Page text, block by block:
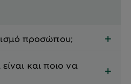
προσώπου;
και ποιο να